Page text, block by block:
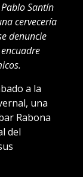
Santín
cervecería
denuncie
a la
una
Rabona
del